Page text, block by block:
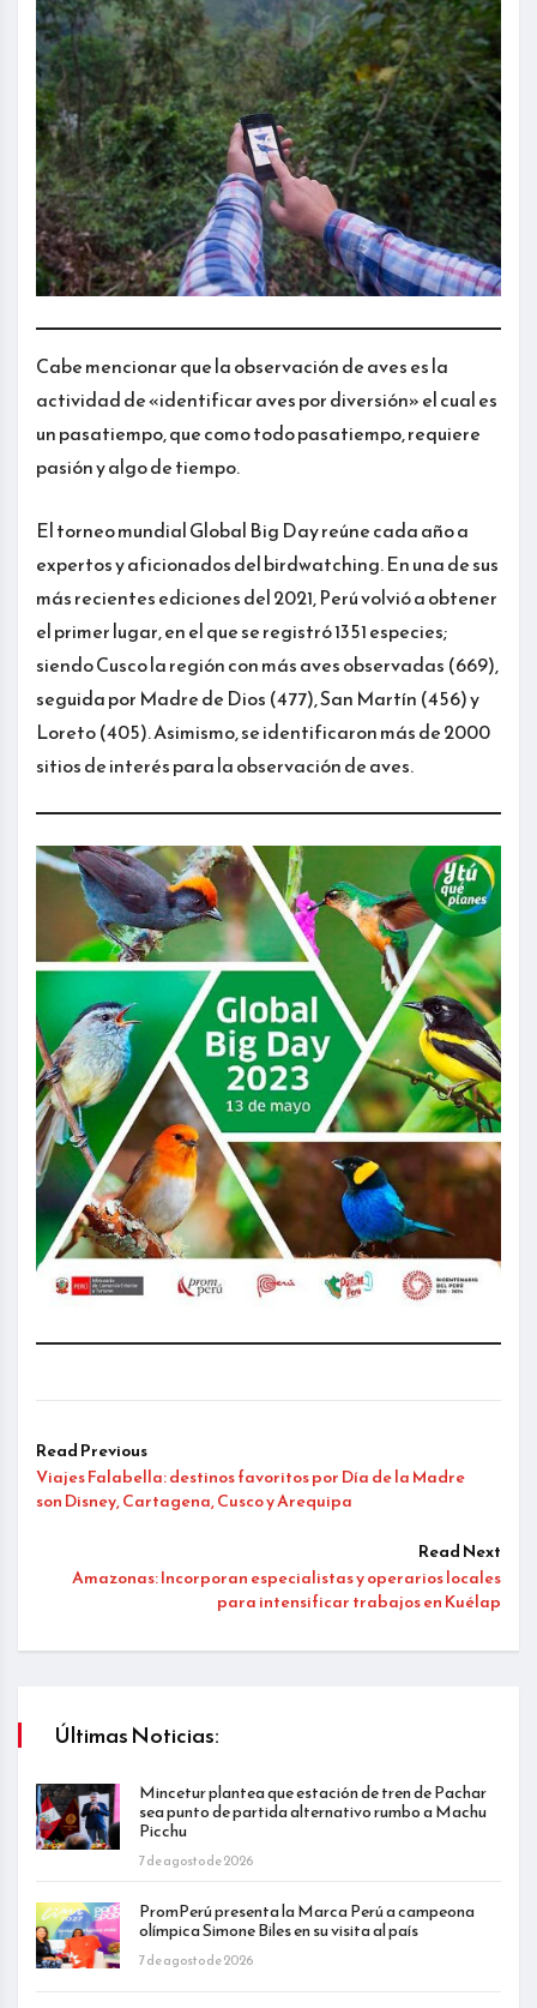
Cabe mencionar que la observación de aves es la
actividad de «identificar aves por diversión» el cual es
un pasatiempo, que como todo pasatiempo, requiere
pasión y algo de tiempo.
El torneo mundial Global Big Day reúne cada año a
expertos y aficionados del birdwatching. En una de sus
más recientes ediciones del 2021, Perú volvió a obtener
el primer lugar, en el que se registró 1351 especies;
siendo Cusco la región con más aves observadas (669),
seguida por Madre de Dios (477), San Martín (456) y
Loreto (405). Asimismo, se identificaron más de 2000
sitios de interés para la observación de aves.
Read Previous
Viajes Falabella: destinos favoritos por Día de la Madre
son Disney, Cartagena, Cusco y Arequipa
Read Next
Amazonas: Incorporan especialistas y operarios locales
para intensificar trabajos en Kuélap
Últimas Noticias:
Mincetur plantea que estación de tren de Pachar
sea punto de partida alternativo rumbo a Machu
Picchu
7 de agosto de 2026
PromPerú presenta la Marca Perú a campeona
olímpica Simone Biles en su visita al país
7 de agosto de 2026